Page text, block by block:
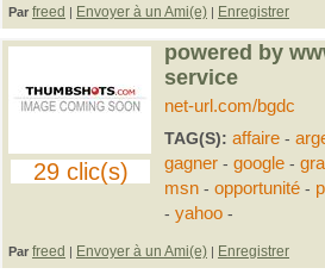
Par freed | Envoyer à un Ami(e) | Enregistrer
29 clic(s)
powered by
service
net-url.com/bgdc
TAG(S): affaire-
gagner- google-
msn - opportunité-
- yahoo-
Par freed | Envoyer à un Ami(e) | Enregistrer